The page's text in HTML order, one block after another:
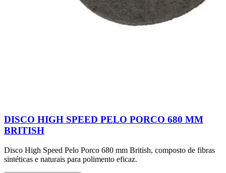
DISCO HIGH SPEED PELO PORCO 680 MM
BRITISH
Disco High Speed Pelo Porco 680 mm British, composto de fibras
sintéticas e naturais para polimento eficaz.